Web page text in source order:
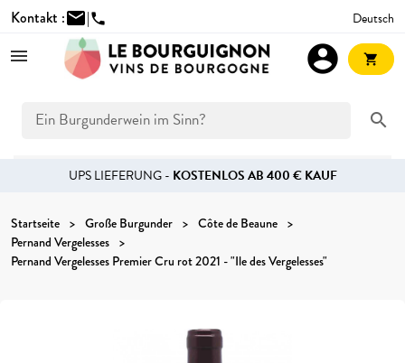
Kontakt :mail|phone Deutsch
search
account_circle shopping_cart
UPS LIEFERUNG - KOSTENLOS AB 400 € KAUF
Startseite Große Burgunder
Côte de Beaune
Pernand Vergelesses
Pernand Vergelesses Premier Cru rot 2021 - "Ile des Vergelesses"